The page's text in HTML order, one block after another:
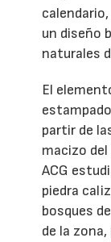
un diseño
naturales
El
partir de
macizo
ACG
piedra
bosques
de la